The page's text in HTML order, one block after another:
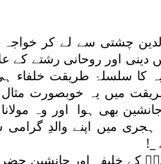
چشتی سے لے کر خواجہ
اور روحانی رشتے کے
کا سلسلۂ طریقت خلفاء
میں یہ خوبصورت
بھی ہوا اور وہ
میں اپنے والدِ گرامی
_!
کے خلیفہ اور جانشین